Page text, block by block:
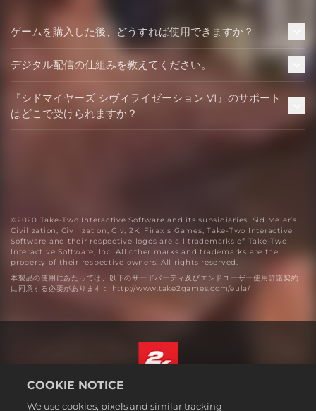
ゲームを購入した後、どうすれば使用できますか？
デジタル配信の仕組みを教えてください。
『シドマイヤーズ シヴィライゼーション VI』のサポート
はどこで受けられますか？
©2020 Take-Two Interactive Software and its subsidiaries. Sid Meier’s
Civilization, Civilization, Civ, 2K, Firaxis Games, Take-Two Interactive
Software and their respective logos are all trademarks of Take-Two
Interactive Software, Inc. All other marks and trademarks are the
property of their respective owners. All rights reserved.
本製品の使用にあたっては、以下のサードパーティ及びエンドユーザー使用許諾契約
に同意する必要があります： http://www.take2games.com/eula/
日本語
COOKIE NOTICE
We use cookies, pixels and similar tracking